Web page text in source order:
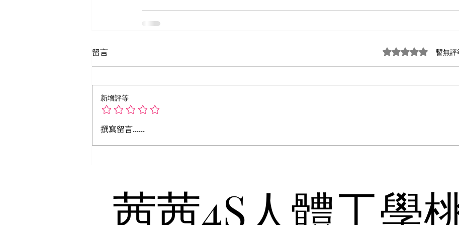
留言 評等為 0（最高為 5
暫無評
新增評等
撰寫留言......
茜茜4S人體工學